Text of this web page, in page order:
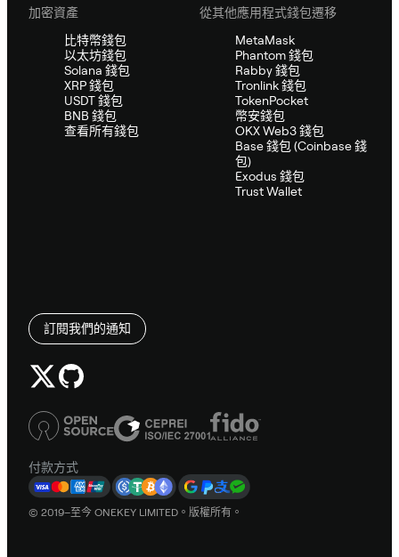
加密資產
比特幣錢包
以太坊錢包
Solana 錢包
XRP 錢包
USDT 錢包
BNB 錢包
查看所有錢包
從其他應用程式錢包遷移
MetaMask
Phantom 錢包
Rabby 錢包
Tronlink 錢包
TokenPocket
幣安錢包
OKX Web3 錢包
Base 錢包 (Coinbase 錢
包)
Exodus 錢包
Trust Wallet
訂閱我們的通知
付款方式
© 2019–至今 ONEKEY LIMITED。版權所有。